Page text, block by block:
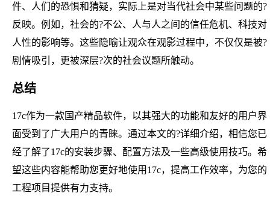
件、人们的恐惧和猜疑，实际上是对当代社会中某些问题的?
反映。例如，社会的?不公、人与人之间的信任危机、科技对
人性的影响等。这些隐喻让观众在观影过程中，不仅仅是被?
剧情吸引，更被深层?次的社会议题所触动。
总结
17c作为一款国产精品软件，以其强大的功能和友好的用户界
面受到了广大用户的青睐。通过本文的?详细介绍，相信您已
经了解了17c的安装步骤、配置方法及一些高级使用技巧。希
望这些内容能帮助您更好地使用17c，提高工作效率，为您的
工程项目提供有力支持。